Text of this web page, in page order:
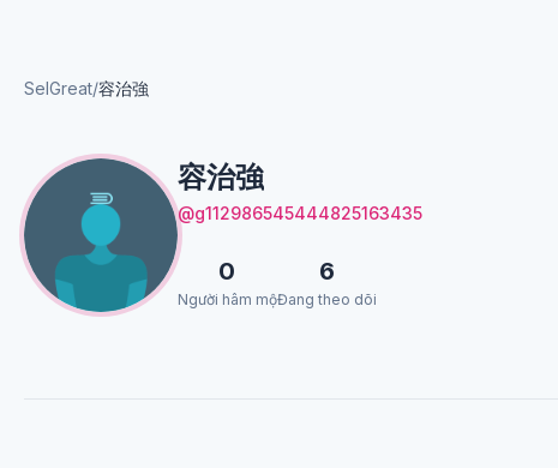
SelGreat/容治強
容治強
@g112986545444825163435
0
Người hâm mộ
6
Đang theo dõi